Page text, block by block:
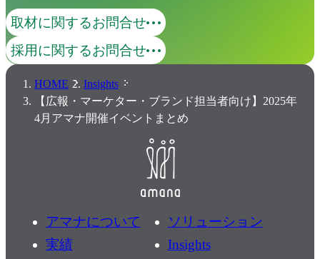
取材に関するお問合せ
採用に関するお問合せ
HOME
Insights
【広報・マーケター・ブランド担当者向け】2025年
4月アマナ開催イベントまとめ
アマナについて
ソリューション
実績
Insights